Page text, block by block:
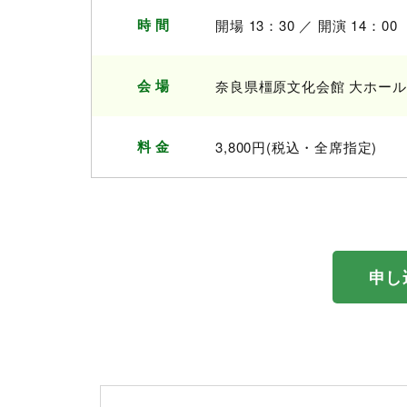
時 間 開場 13：30 ／ 開演 14：00
会 場 奈良県橿原文化会館 大ホール
料 金 3,800円(税込・全席指定)
申